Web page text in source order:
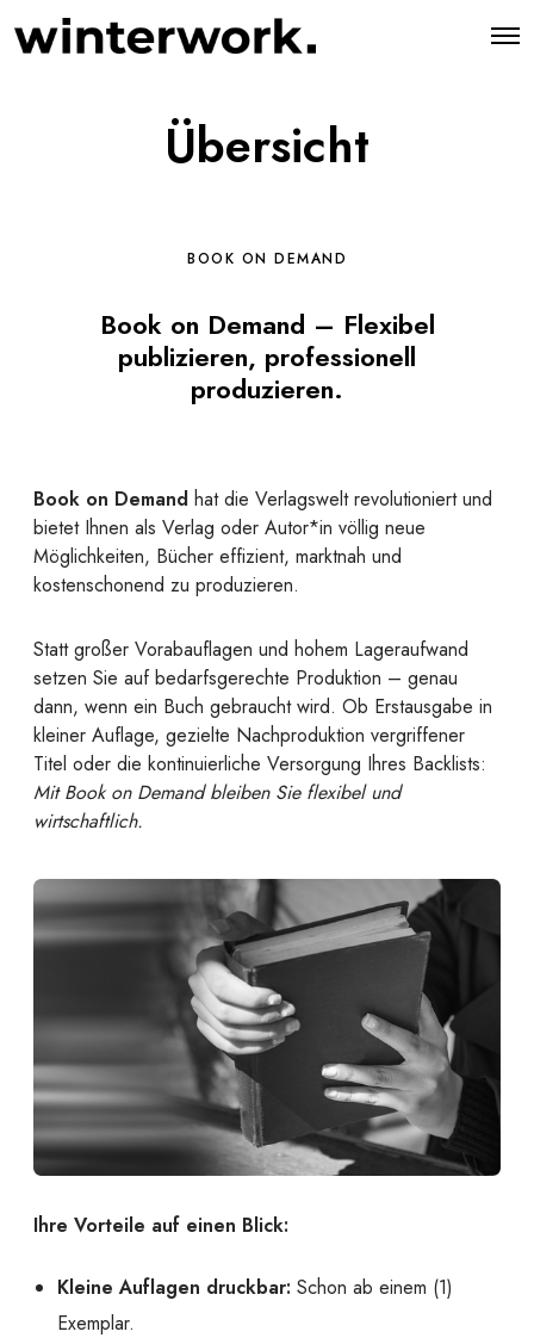
O
Übersicht
BOOK ON DEMAND
Book on Demand – Flexibel
publizieren, professionell
produzieren.
Book on Demand hat die Verlagswelt revolutioniert und
bietet Ihnen als Verlag oder Autor*in völlig neue
Möglichkeiten, Bücher effizient, marktnah und
kostenschonend zu produzieren.
Statt großer Vorabauflagen und hohem Lageraufwand
setzen Sie auf bedarfsgerechte Produktion – genau
dann, wenn ein Buch gebraucht wird. Ob Erstausgabe in
kleiner Auflage, gezielte Nachproduktion vergriffener
Titel oder die kontinuierliche Versorgung Ihres Backlists:
Mit Book on Demand bleiben Sie flexibel und
wirtschaftlich.
Ihre Vorteile auf einen Blick:
Kleine Auflagen druckbar: Schon ab einem (1)
Exemplar.